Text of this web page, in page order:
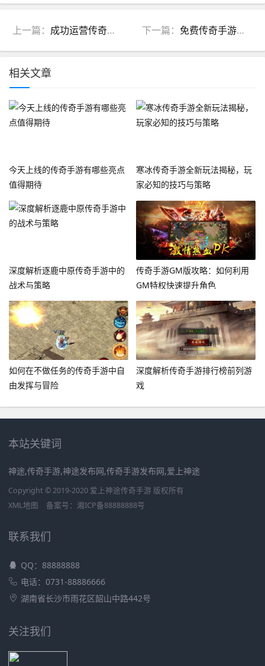
上一篇： 成功运营传奇手游代理平台的关键因素 下一篇： 免费传奇手游推荐：无充值压力的最佳选择
相关文章
今天上线的传奇手游有哪些亮点
值得期待
寒冰传奇手游全新玩法揭秘，玩
家必知的技巧与策略
深度解析逐鹿中原传奇手游中的
战术与策略
传奇手游GM版攻略：如何利用
GM特权快速提升角色
如何在不做任务的传奇手游中自
由发挥与冒险
深度解析传奇手游排行榜前列游
戏
本站关键词
神途,传奇手游,神途发布网,传奇手游发布网,爱上神途
Copyright © 2019-2020 爱上神途传奇手游 版权所有
XML地图
备案号： 湘ICP备88888888号
联系我们
QQ：88888888
电话：0731-88886666
湖南省长沙市雨花区韶山中路442号
关注我们